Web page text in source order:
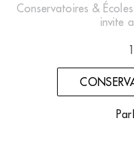
Conservatoires & Écoles
invite
Par